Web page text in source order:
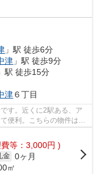
」駅 徒歩6分
津 」駅 徒歩9分
」駅 徒歩15分
津６丁目
す。近くに2駅ある、ア
便利。こちらの物件はマ
等：3,000円 )
金 0ヶ月
㎡